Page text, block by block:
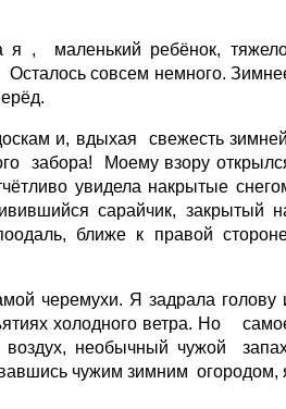
, маленький ребёнок,
совсем немного.
и, вдыхая свежесть зимней
забора! Моему взору
увидела накрытые
сарайчик, закрытый
ближе к правой
черемухи. Я задрала голову
холодного ветра. Но
воздух, необычный чужой
чужим зимним огородом,